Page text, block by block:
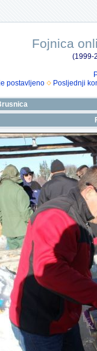
Fojnica
(1999-
postavljeno Posljednji